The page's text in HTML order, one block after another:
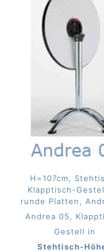
H=107cm,
Klapptisch-
runde Platten,
Andrea 05,
Gestell in
Stehtisch-